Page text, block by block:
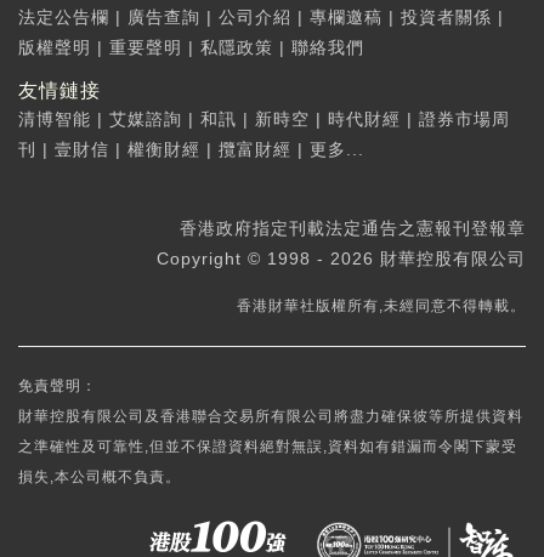
法定公告欄 | 廣告查詢 | 公司介紹 | 專欄邀稿 | 投資者關係 |
版權聲明 | 重要聲明 | 私隱政策 | 聯絡我們
友情鏈接
清博智能 | 艾媒諮詢 | 和訊 | 新時空 | 時代財經 | 證券市場周
刊
| 壹財信 | 權衡財經 | 攬富財經 | 更多...
香港政府指定刊載法定通告之憲報刊登報章
Copyright © 1998 - 2026 財華控股有限公司
香港財華社版權所有,未經同意不得轉載。
免責聲明：
財華控股有限公司及香港聯合交易所有限公司將盡力確保彼等所提供資料
之準確性及可靠性,但並不保證資料絕對無誤,資料如有錯漏而令閣下蒙受
損失,本公司概不負責。